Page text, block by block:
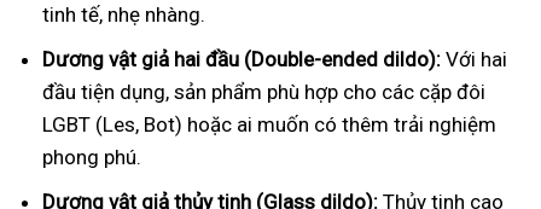
tinh tế, nhẹ nhàng.
Dương vật giả hai đầu (Double-ended dildo): Với hai
đầu tiện dụng, sản phẩm phù hợp cho các cặp đôi
LGBT (Les, Bot) hoặc ai muốn có thêm trải nghiệm
phong phú.
Dương vật giả thủy tinh (Glass dildo): Thủy tinh cao